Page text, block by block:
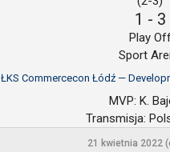
1 - 3
Play
Sport
ŁKS Commercecon Łódź —
MVP: K.
Transmisja:
21 kwietnia 2022